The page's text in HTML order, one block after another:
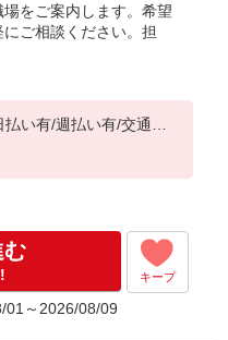
をご案内します。希望
ご相談ください。担
い有/週払い有/交通費
む
キープ
01～2026/08/09